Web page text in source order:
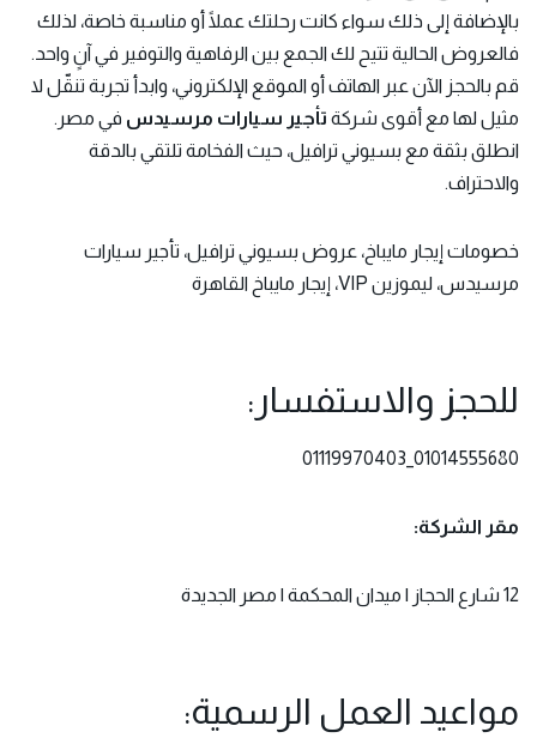
بالإضافة إلى ذلك سواء كانت رحلتك عملًا أو مناسبة خاصة، لذلك
فالعروض الحالية تتيح لك الجمع بين الرفاهية والتوفير في آنٍ واحد.
قم بالحجز الآن عبر الهاتف أو الموقع الإلكتروني، وابدأ تجربة تنقّل لا
مثيل لها مع أقوى شركة تأجير سيارات مرسيدس في مصر.
انطلق بثقة مع بسيوني ترافيل، حيث الفخامة تلتقي بالدقة
والاحتراف.
خصومات إيجار مايباخ، عروض بسيوني ترافيل، تأجير سيارات
مرسيدس، ليموزين VIP، إيجار مايباخ القاهرة
للحجز والاستفسار:
01014555680_01119970403
مقر الشركة:
12 شارع الحجاز | ميدان المحكمة | مصر الجديدة
مواعيد العمل الرسمية: